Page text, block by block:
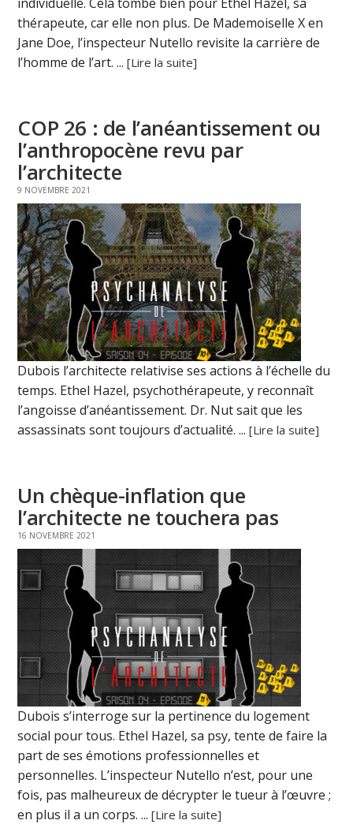
thérapeute, car elle non plus. De Mademoiselle X en
Jane Doe, l’inspecteur Nutello revisite la carrière de
l’homme de l’art. ...[Lire la suite]
COP 26 : de l’anéantissement ou
l’anthropocène revu par
l’architecte
9 NOVEMBRE 2021
Dubois l’architecte relativise ses actions à l’échelle du
temps. Ethel Hazel, psychothérapeute, y reconnaît
l’angoisse d’anéantissement. Dr. Nut sait que les
assassinats sont toujours d’actualité. ...[Lire la suite]
Un chèque-inflation que
l’architecte ne touchera pas
16 NOVEMBRE 2021
Dubois s’interroge sur la pertinence du logement
social pour tous. Ethel Hazel, sa psy, tente de faire la
part de ses émotions professionnelles et
personnelles. L’inspecteur Nutello n’est, pour une
fois, pas malheureux de décrypter le tueur à l’œuvre ;
en plus il a un corps. ...[Lire la suite]